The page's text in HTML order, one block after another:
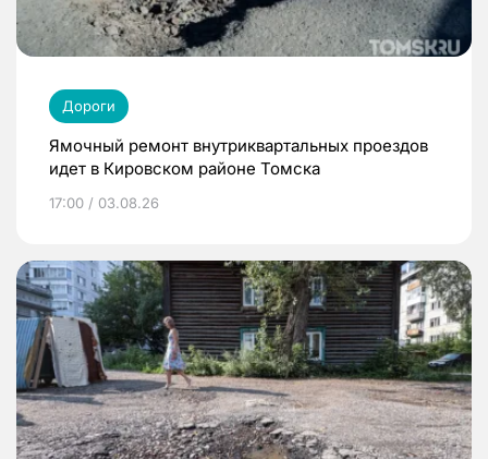
Дороги
Ямочный ремонт внутриквартальных проездов
идет в Кировском районе Томска
17:00 / 03.08.26